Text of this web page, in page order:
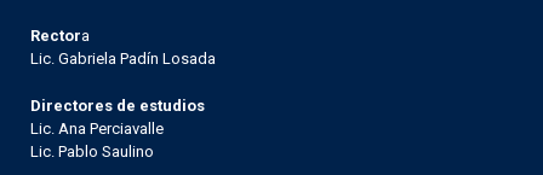
Rectora
Lic. Gabriela Padín Losada
Directores de estudios
Lic. Ana Perciavalle
Lic. Pablo Saulino